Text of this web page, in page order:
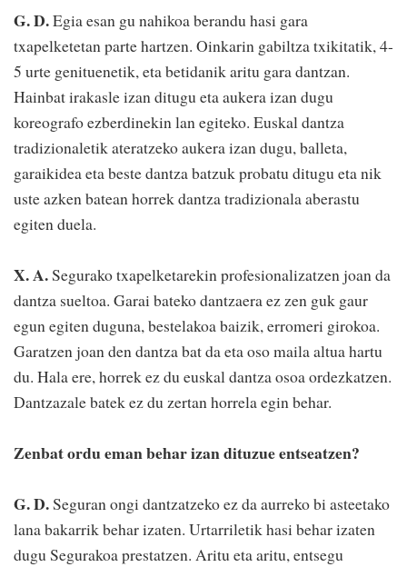
G. D.Egia esan gu nahikoa berandu hasi gara
txapelketetan parte hartzen. Oinkarin gabiltza txikitatik, 4-
5 urte genituenetik, eta betidanik aritu gara dantzan.
Hainbat irakasle izan ditugu eta aukera izan dugu
koreografo ezberdinekin lan egiteko. Euskal dantza
tradizionaletik ateratzeko aukera izan dugu, balleta,
garaikidea eta beste dantza batzuk probatu ditugu eta nik
uste azken batean horrek dantza tradizionala aberastu
egiten duela.
X. A.Segurako txapelketarekin profesionalizatzen joan da
dantza sueltoa. Garai bateko dantzaera ez zen guk gaur
egun egiten duguna, bestelakoa baizik, erromeri girokoa.
Garatzen joan den dantza bat da eta oso maila altua hartu
du. Hala ere, horrek ez du euskal dantza osoa ordezkatzen.
Dantzazale batek ez du zertan horrela egin behar.
Zenbat ordu eman behar izan dituzue entseatzen?
G. D.Seguran ongi dantzatzeko ez da aurreko bi asteetako
lana bakarrik behar izaten. Urtarriletik hasi behar izaten
dugu Segurakoa prestatzen. Aritu eta aritu, entsegu